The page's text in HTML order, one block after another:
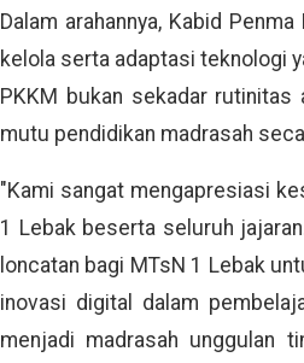
Dalam arahannya, Kabid
kelola serta adaptasi teknologi
PKKM bukan sekadar
mutu pendidikan madrasah
"Kami sangat mengapresiasi
1 Lebak beserta seluruh
loncatan bagi MTsN 1 Lebak
inovasi digital dalam
menjadi madrasah unggulan